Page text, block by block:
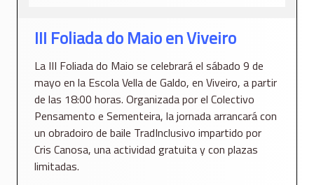
III Foliada do Maio en Viveiro
La III Foliada do Maio se celebrará el sábado 9 de
mayo en la Escola Vella de Galdo, en Viveiro, a partir
de las 18:00 horas. Organizada por el Colectivo
Pensamento e Sementeira, la jornada arrancará con
un obradoiro de baile TradInclusivo impartido por
Cris Canosa, una actividad gratuita y con plazas
limitadas.